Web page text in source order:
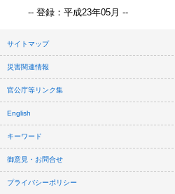
-- 登録：平成23年05月 --
サイトマップ
災害関連情報
官公庁等リンク集
English
キーワード
御意見・お問合せ
プライバシーポリシー